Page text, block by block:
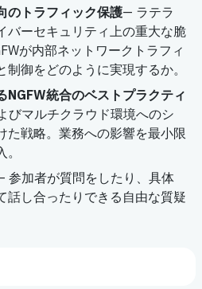
のトラフィック保護— ラテラ
バーセキュリティ上の重大な脆
が内部ネットワークトラフィ
制御をどのように実現するか。
NGFW統合のベストプラクティ
びマルチクラウド環境へのシ
た戦略。業務への影響を最小限
参加者が質問をしたり、具体
話し合ったりできる自由な質疑